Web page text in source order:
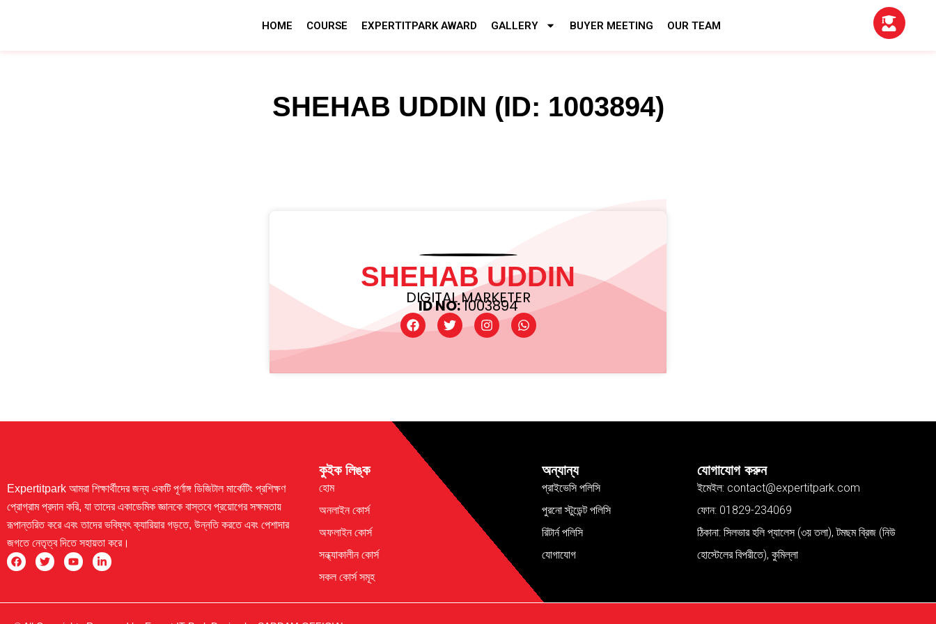
HOME COURSE EXPERTITPARK AWARD GALLERY BUYER MEETING OUR TEAM
SHEHAB UDDIN (ID: 1003894)
SHEHAB UDDIN
DIGITAL MARKETER
ID NO:1003894
Expertitpark আমরা শিক্ষার্থীদের জন্য একটি পূর্ণাঙ্গ ডিজিটাল মার্কেটিং প্রশিক্ষণ
প্রোগ্রাম প্রদান করি, যা তাদের একাডেমিক জ্ঞানকে বাস্তবে প্রয়োগের সক্ষমতায়
রূপান্তরিত করে এবং তাদের ভবিষ্যৎ ক্যারিয়ার গড়তে, উন্নতি করতে এবং পেশাদার
জগতে নেতৃত্ব দিতে সহায়তা করে।
কুইক লিঙ্ক
হোম
অনলাইন কোর্স
অফলাইন কোর্স
সন্ধ্যাকালীন কোর্স
সকল কোর্স সমূহ
অন্যান্য
প্রাইভেসি পলিসি
পুরনো স্টুডেন্ট পলিসি
রিটার্ন পলিসি
যোগাযোগ
যোগাযোগ করুন
ইমেইল: contact@expertitpark.com
ফোন: 01829-234069
ঠিকানা: সিলভার হলি প্যালেস (৩য় তলা), টমছম ব্রিজ (নিউ
হোস্টেলের বিপরীতে), কুমিল্লা